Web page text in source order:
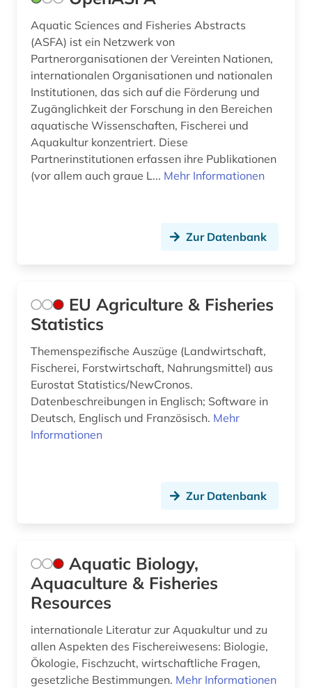
Aquatic Sciences and Fisheries Abstracts
(ASFA) ist ein Netzwerk von
Partnerorganisationen der Vereinten Nationen,
internationalen Organisationen und nationalen
Institutionen, das sich auf die Förderung und
Zugänglichkeit der Forschung in den Bereichen
aquatische Wissenschaften, Fischerei und
Aquakultur konzentriert. Diese
Partnerinstitutionen erfassen ihre Publikationen
(vor allem auch graue L... Mehr Informationen
Zur Datenbank
EU Agriculture & Fisheries
Statistics
Themenspezifische Auszüge (Landwirtschaft,
Fischerei, Forstwirtschaft, Nahrungsmittel) aus
Eurostat Statistics/NewCronos.
Datenbeschreibungen in Englisch; Software in
Deutsch, Englisch und Französisch. Mehr
Informationen
Zur Datenbank
Aquatic Biology,
Aquaculture & Fisheries
Resources
internationale Literatur zur Aquakultur und zu
allen Aspekten des Fischereiwesens: Biologie,
Ökologie, Fischzucht, wirtschaftliche Fragen,
gesetzliche Bestimmungen. Mehr Informationen